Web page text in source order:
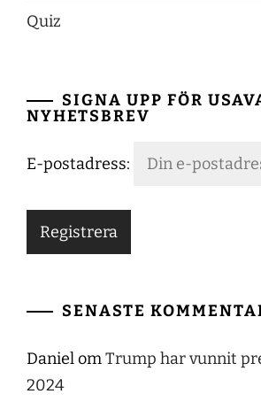
Quiz
SIGNA UPP FÖR
NYHETSBREV
E-postadress:
SENASTE
DanielomTrump har vunnit
2024